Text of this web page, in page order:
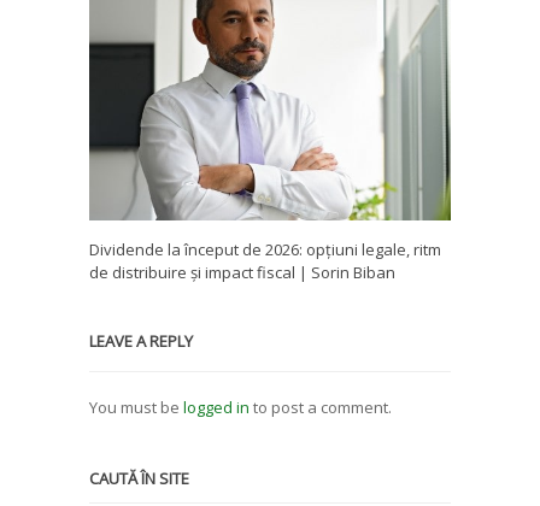
Dividende la început de 2026: opțiuni legale, ritm
de distribuire și impact fiscal | Sorin Biban
LEAVE A REPLY
You must be logged in to post a comment.
CAUTĂ ÎN SITE